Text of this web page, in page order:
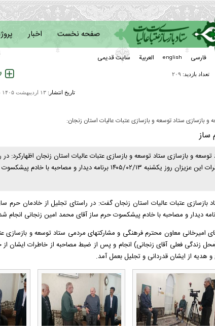
صفحه نخست اخبار
سامانه خادمان فارسی english العربیة سایت قدیمی
تعداد بازدید: ۲۰۹
تاریخ انتشار: ۱۳ ارديبهشت ۱۴۰۵ - ۲۱:۰۱ -
ستاد توسعه و بازسازی عتبات عالیات استان زنجان:
ساز
و بازسازی ستاد توسعه و بازسازی عتبات عالیات استان زنجان اظهارکرد: در
خادمان حرم ساز و ثبت و ضبط خاطرات این عزیزان روز یکشنبه ۱۴۰۵/۰۲/۱۳ برنامه دیدار
بازسازی عتبات عالیات استان زنجان گفت: در راستای تجلیل از خادمان
امیرخانی معاون محترم فرهنگی و مشارکتهای مردمی ستاد توسعه و بازسازی
زندگی فعلی آقای زنجانی) انجام و پس از ضبط مصاحبه از خاطرات ایشان
هدیه از ایشان قدردانی و تجلیل بعمل آمد.